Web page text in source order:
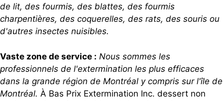
de lit, des fourmis, des blattes, des fourmis
charpentières, des coquerelles, des rats, des souris ou
d'autres insectes nuisibles.
Vaste zone de service : Nous sommes les
professionnels de l'extermination les plus efficaces
dans la grande région de Montréal y compris sur l'île de
Montréal. À Bas Prix Extermination Inc. dessert non